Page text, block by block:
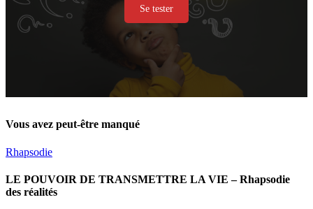
Se tester
Vous avez peut-être manqué
Rhapsodie
LE POUVOIR DE TRANSMETTRE LA VIE – Rhapsodie
des réalités